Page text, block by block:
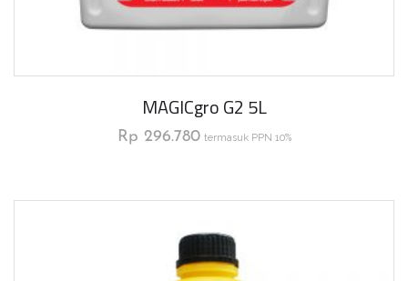
MAGICgro G2 5L
Rp 296.780 termasuk PPN 10%